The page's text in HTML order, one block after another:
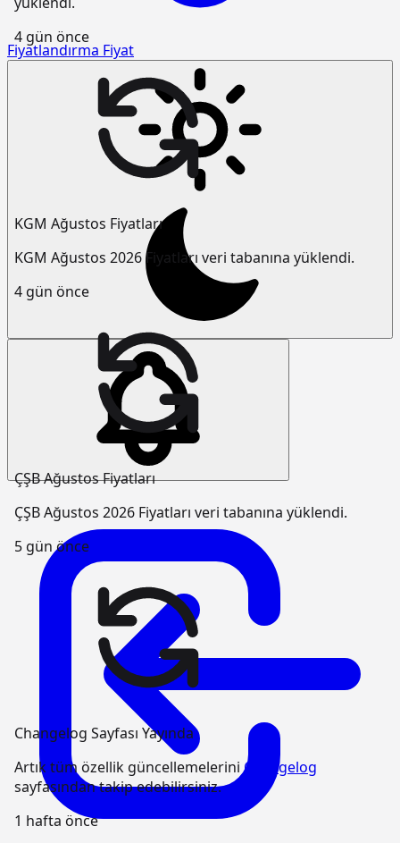
Fiyatlandırma Fiyat
4 gün önce
KGM Ağustos Fiyatları
KGM Ağustos 2026 Fiyatları veri tabanına yüklendi.
4 gün önce
ÇŞB Ağustos Fiyatları
ÇŞB Ağustos 2026 Fiyatları veri tabanına yüklendi.
5 gün önce
Changelog Sayfası Yayında
Artık tüm özellik güncellemeleriniChangelog
sayfasından takip edebilirsiniz.
1 hafta önce